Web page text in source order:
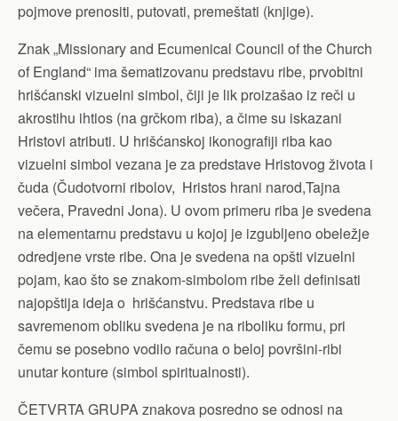
pojmove prenositi, putovati, premeštati (knjige).
Znak „Missionary and Ecumenical Council of the Church
of England“ ima šematizovanu predstavu ribe, prvobitni
hrišćanski vizuelni simbol, čiji je lik proizašao iz reči u
akrostihu ihtios (na grčkom riba), a čime su iskazani
Hristovi atributi. U hrišćanskoj ikonografiji riba kao
vizuelni simbol vezana je za predstave Hristovog života i
čuda (Čudotvorni ribolov, Hristos hrani narod,Tajna
večera, Pravedni Jona). U ovom primeru riba je svedena
na elementarnu predstavu u kojoj je izgubljeno obeležje
odredjene vrste ribe. Ona je svedena na opšti vizuelni
pojam, kao što se znakom-simbolom ribe želi definisati
najopštija ideja o hrišćanstvu. Predstava ribe u
savremenom obliku svedena je na riboliku formu, pri
čemu se posebno vodilo računa o beloj površini-ribi
unutar konture (simbol spiritualnosti).
ČETVRTA GRUPA znakova posredno se odnosi na